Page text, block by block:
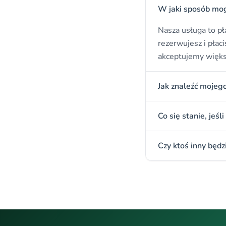
W jaki sposób
Nasza usługa to
rezerwujesz i
akceptujemy
Jak znaleźć
Co się stanie,
Czy ktoś inny